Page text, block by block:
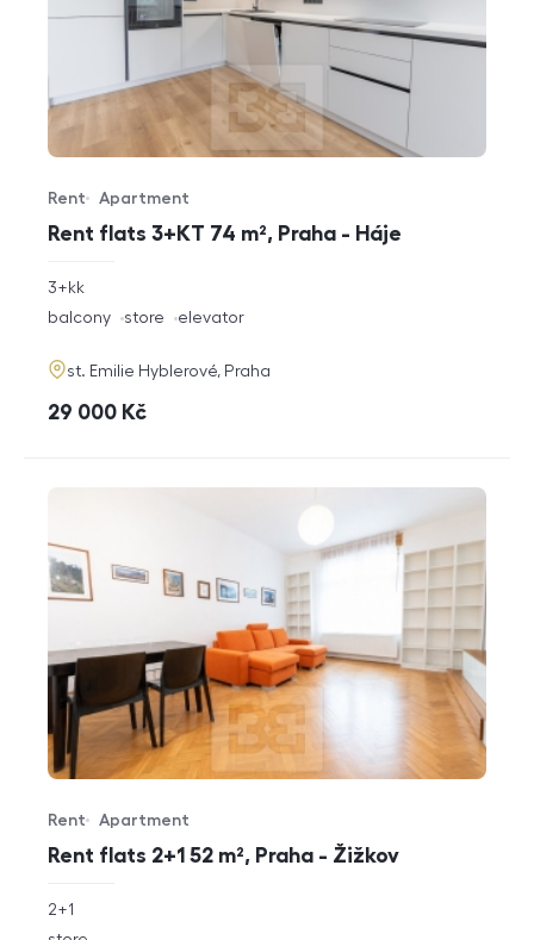
Rent flats 3+KT 74 m², Praha - Háje
Offer type
Rent
Property type
Apartment
rozměry
3+kk
funkce
balcony store elevator
adresa
st. Emilie Hyblerové, Praha
cena
29 000 Kč
Rent flats 2+1 52 m², Praha - Žižkov
Offer type
Rent
Property type
Apartment
rozměry
2+1